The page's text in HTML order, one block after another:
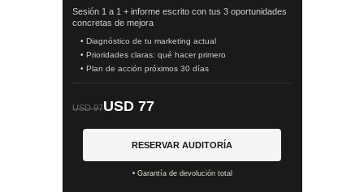
Sesión 1 a 1 + informe escrito con tus 3 oportunidades
concretas de mejora
• Diagnóstico de tu marketing actual
• Prioridades claras: qué hacer primero
• Plan de acción próximos 30 días
USD 97USD 77
RESERVAR AUDITORÍA
• Garantía de devolución total